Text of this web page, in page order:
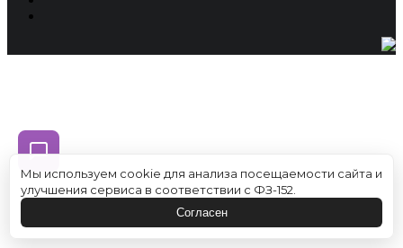
Мы используем cookie для анализа посещаемости сайта и
улучшения сервиса в соответствии с ФЗ-152.
Согласен